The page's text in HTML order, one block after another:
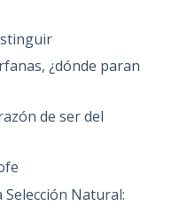
¿dónde paran
de ser del
Natural: